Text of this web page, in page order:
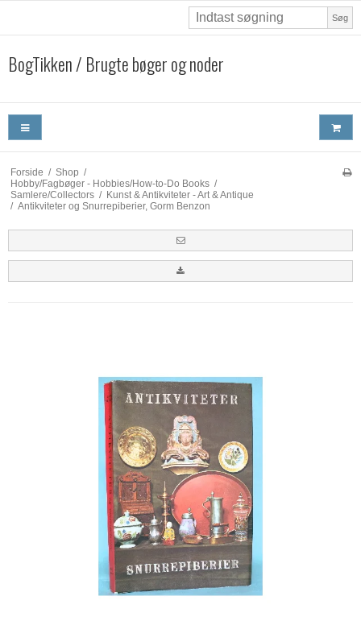
Søg
BogTikken / Brugte bøger og noder
Forside / Shop /
Hobby/Fagbøger - Hobbies/How-to-Do Books /
Samlere/Collectors / Kunst & Antikviteter - Art & Antique
/ Antikviteter og Snurrepiberier, Gorm Benzon